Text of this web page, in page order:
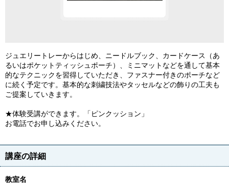
ジュエリートレーからはじめ、ニードルブック、カードケース（あ
るいはポケットティッシュポーチ）、ミニマットなどを通して基本
的なテクニックを習得していただき、ファスナー付きのポーチなど
に続く予定です。基本的な刺繍技法やタッセルなどの飾りの工夫も
ご提案していきます。
★体験受講ができます。「ピンクッション」
お電話でお申し込みください。
講座の詳細
教室名